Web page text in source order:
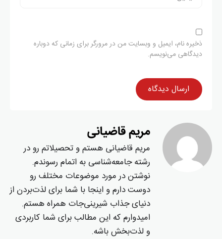
ذخیره نام، ایمیل و وبسایت من در مرورگر برای زمانی که دوباره
دیدگاهی می‌نویسم.
مریم قاضیانی
مریم قاضیانی هستم و تحصیلاتم رو در
رشته جامعه‌شناسی به اتمام رسوندم.
نوشتن در مورد موضوعات مختلف رو
دوست دارم و اینجا با شما برای لذت‌بردن از
دنیای جذاب شیرینی‌جات همراه هستم.
امیدوارم که این مطالب برای شما کاربردی
و لذت‌بخش باشه.